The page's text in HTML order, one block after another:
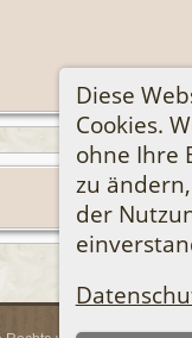
Diese
Cookies.
ohne Ihre
zu
der